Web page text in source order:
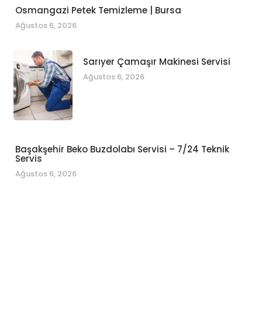
Osmangazi Petek Temizleme | Bursa
Ağustos 6, 2026
Sarıyer Çamaşır Makinesi Servisi
Ağustos 6, 2026
Başakşehir Beko Buzdolabı Servisi – 7/24 Teknik
Servis
Ağustos 6, 2026